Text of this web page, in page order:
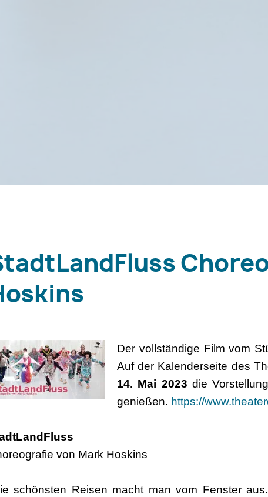
Der vollständige Film vom
Auf der Kalenderseite des
14. Mai 2023 die
genießen. https://
von Mark Hoskins
schönsten Reisen macht man vom Fenster